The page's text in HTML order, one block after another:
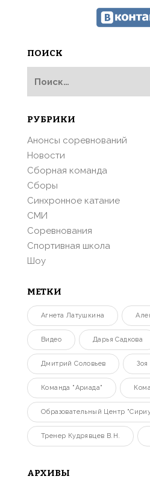
ПОИСК
РУБРИКИ
Анонсы соревнований
Новости
Сборная команда
Сборы
Синхронное катание
СМИ
Соревнования
Спортивная школа
Шоу
МЕТКИ
Агнета Латушкина
Видео Дарья Садкова
Дмитрий Соловьев Зоя
Команда "Ариада"
Образовательный Центр
Тренер Кудрявцев В.Н.
АРХИВЫ